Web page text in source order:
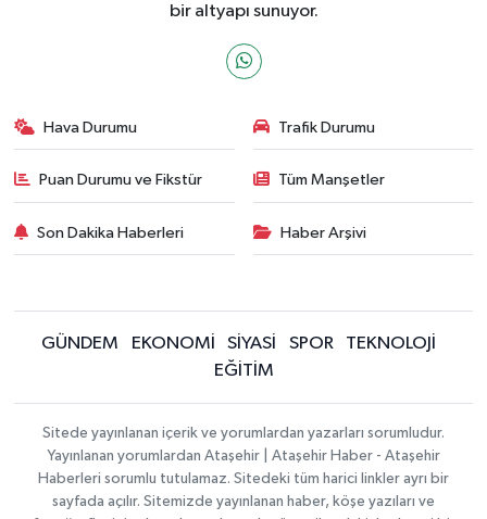
bir altyapı sunuyor.
Hava Durumu Trafik Durumu
Puan Durumu ve Fikstür Tüm Manşetler
Son Dakika Haberleri Haber Arşivi
GÜNDEM EKONOMİ SİYASİ SPOR
TEKNOLOJİ
EĞİTİM
Sitede yayınlanan içerik ve yorumlardan yazarları sorumludur.
Yayınlanan yorumlardan Ataşehir | Ataşehir Haber - Ataşehir
Haberleri sorumlu tutulamaz. Sitedeki tüm harici linkler ayrı bir
sayfada açılır. Sitemizde yayınlanan haber, köşe yazıları ve